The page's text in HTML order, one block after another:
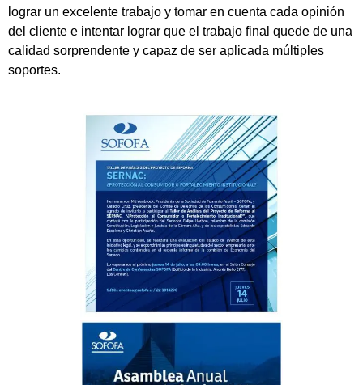
lograr un excelente trabajo y tomar en cuenta cada opinión
del cliente e intentar lograr que el trabajo final quede de una
calidad sorprendente y capaz de ser aplicada múltiples
soportes.